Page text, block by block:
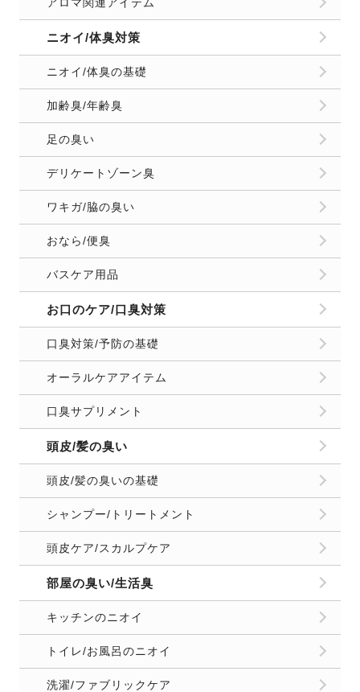
ニオイ/体臭対策
ニオイ/体臭の基礎
加齢臭/年齢臭
足の臭い
デリケートゾーン臭
ワキガ/脇の臭い
おなら/便臭
バスケア用品
お口のケア/口臭対策
口臭対策/予防の基礎
オーラルケアアイテム
口臭サプリメント
頭皮/髪の臭い
頭皮/髪の臭いの基礎
シャンプー/トリートメント
頭皮ケア/スカルプケア
部屋の臭い/生活臭
キッチンのニオイ
トイレ/お風呂のニオイ
洗濯/ファブリックケア